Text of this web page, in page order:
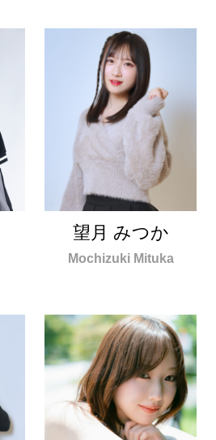
望月 みつか
Mochizuki Mituka